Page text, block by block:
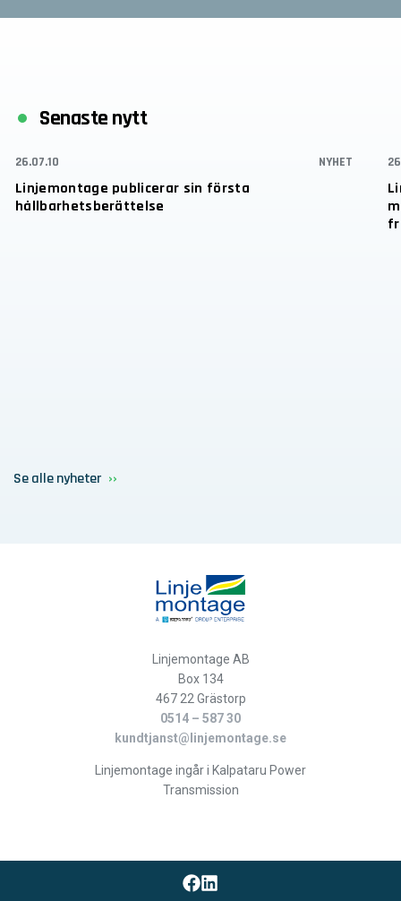
Senaste nytt
Linjemontage publicerar sin första
hållbarhetsberättelse
26.07.10 NYHET
Se alle nyheter
Linjemontage AB
Box 134
467 22 Grästorp
0514 – 587 30
kundtjanst@linjemontage.se
Linjemontage ingår i Kalpataru Power
Transmission